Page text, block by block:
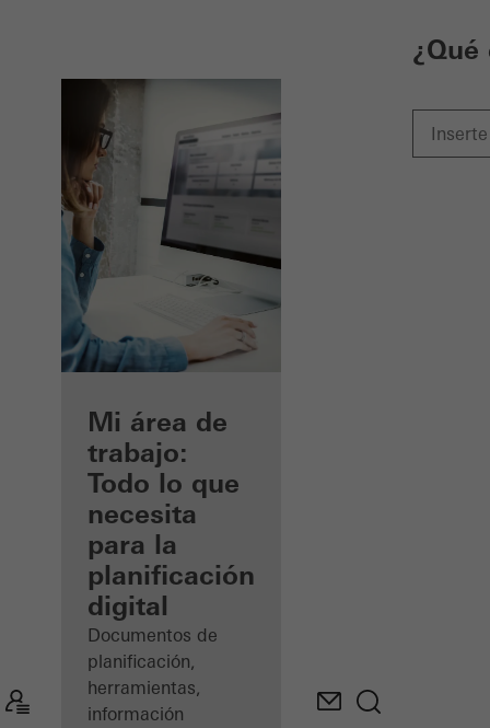
Beneficios
como
arquitecto
registrado
Descubre
mi área
de
trabajo
Mi área de
trabajo:
Todo lo que
necesita
para la
planificación
digital
Documentos de
planificación,
herramientas,
información